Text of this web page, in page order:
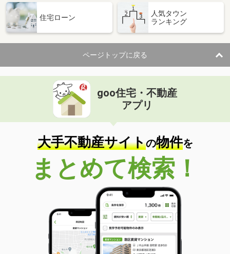
住宅ローン
人気タウン
ランキング
ページトップに戻る
goo住宅・不動産
アプリ
大手不動産サイトの物件を
まとめて検索！